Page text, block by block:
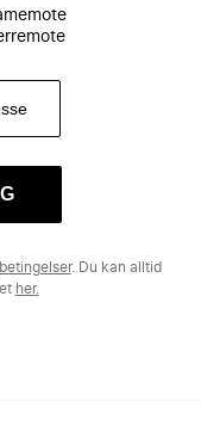
. Du kan alltid
her.